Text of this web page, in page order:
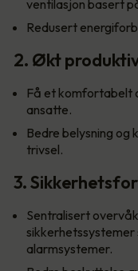
ventilasjon basert
Redusert
2. Økt
Få et komfortabelt
ansatte.
Bedre belysning og
trivsel.
3.
Sentralisert
sikkerhetssystemer
alarmsystemer.